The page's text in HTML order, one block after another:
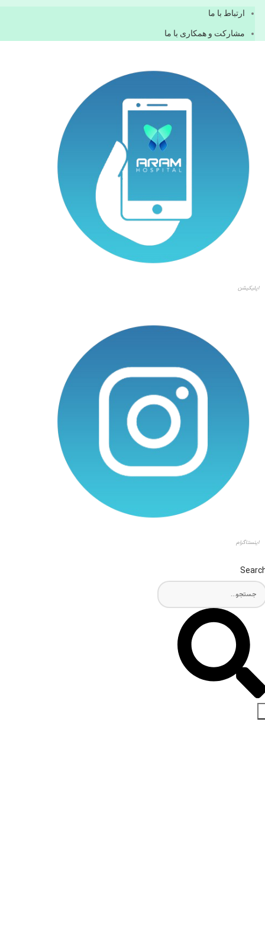
ارتباط با ما
مشاركت و همكاری با ما
اپلیکیشن
اینستاگرام